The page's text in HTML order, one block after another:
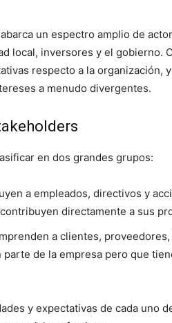
abarca un espectro amplio de
local, inversores y el gobierno.
respecto a la organización,
a menudo divergentes.
en dos grandes grupos:
a empleados, directivos y
directamente a sus
a clientes,
de la empresa pero que
y expectativas de cada uno